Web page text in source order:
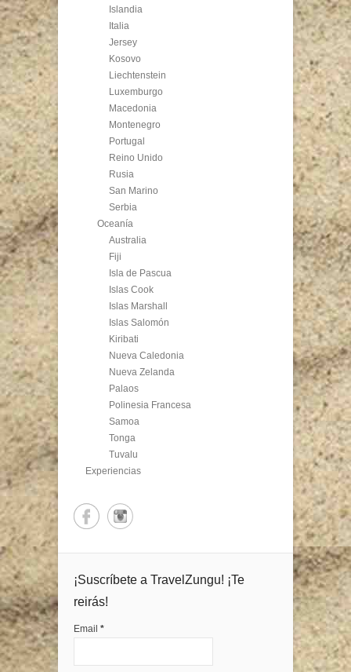
Islandia
Italia
Jersey
Kosovo
Liechtenstein
Luxemburgo
Macedonia
Montenegro
Portugal
Reino Unido
Rusia
San Marino
Serbia
Oceanía
Australia
Fiji
Isla de Pascua
Islas Cook
Islas Marshall
Islas Salomón
Kiribati
Nueva Caledonia
Nueva Zelanda
Palaos
Polinesia Francesa
Samoa
Tonga
Tuvalu
Experiencias
¡Suscríbete a TravelZungu! ¡Te
reirás!
Email *